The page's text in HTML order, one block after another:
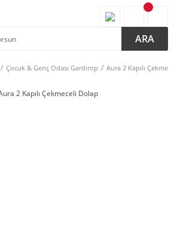
ARA
Çocuk & Genç Odası Gardırop Aura 2 Kapılı